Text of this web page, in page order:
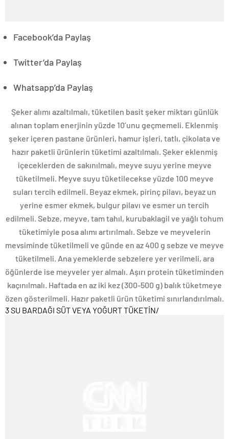
Facebook’da Paylaş
Twitter’da Paylaş
Whatsapp’da Paylaş
Şeker alımı azaltılmalı, tüketilen basit şeker miktarı günlük
alınan toplam enerjinin yüzde 10’unu geçmemeli. Eklenmiş
şeker içeren pastane ürünleri, hamur işleri, tatlı, çikolata ve
hazır paketli ürünlerin tüketimi azaltılmalı. Şeker eklenmiş
içeceklerden de sakınılmalı, meyve suyu yerine meyve
tüketilmeli. Meyve suyu tüketilecekse yüzde 100 meyve
suları tercih edilmeli. Beyaz ekmek, pirinç pilavı, beyaz un
yerine esmer ekmek, bulgur pilavı ve esmer un tercih
edilmeli. Sebze, meyve, tam tahıl, kurubaklagil ve yağlı tohum
tüketimiyle posa alımı artırılmalı. Sebze ve meyvelerin
mevsiminde tüketilmeli ve günde en az 400 g sebze ve meyve
tüketilmeli. Ana yemeklerde sebzelere yer verilmeli, ara
öğünlerde ise meyveler yer almalı. Aşırı protein tüketiminden
kaçınılmalı. Haftada en az iki kez (300-500 g) balık tüketmeye
özen gösterilmeli. Hazır paketli ürün tüketimi sınırlandırılmalı.
3 SU BARDAĞI SÜT VEYA YOĞURT TÜKETİN/